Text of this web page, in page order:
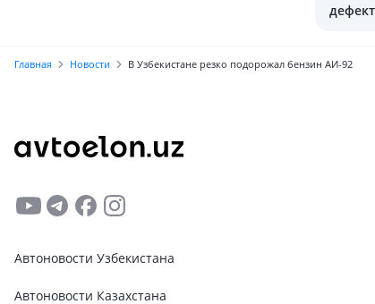
Главная Новости В Узбекистане резко подорожал бензин АИ-92
Автоновости Узбекистана
Автоновости Казахстана